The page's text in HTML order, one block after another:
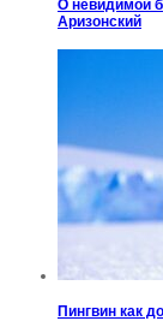
О невидимой
Аризонский
Пингвин как